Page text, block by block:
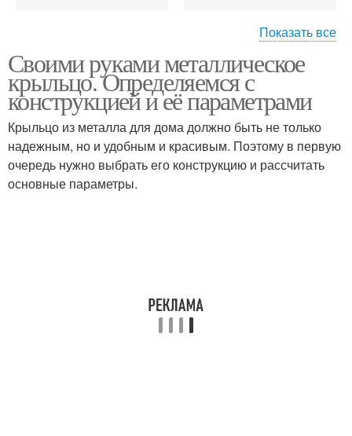
крыльцо
Фундамент под
металлическое
крыльцо
Крыльца из металла Деревянное крыльцо
Показать все
Своими руками металлическое
крыльцо. Определяемся с
конструкцией и её параметрами
Крыльцо из металла для дома должно быть не только
надежным, но и удобным и красивым. Поэтому в первую
очередь нужно выбрать его конструкцию и рассчитать
основные параметры.